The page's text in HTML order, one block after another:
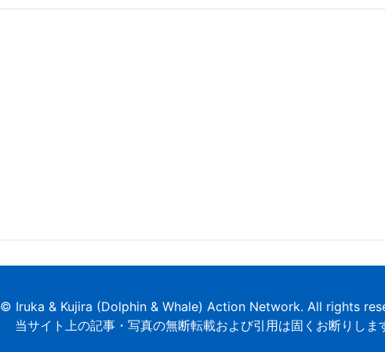
© Iruka & Kujira (Dolphin & Whale) Action Network. All rights
当サイト上の記事・写真の無断転載および引用は固くお断りしま